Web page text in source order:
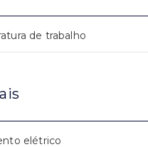
de trabalho
elétrico